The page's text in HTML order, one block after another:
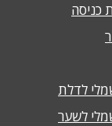
כניסה
לדלת
לשער